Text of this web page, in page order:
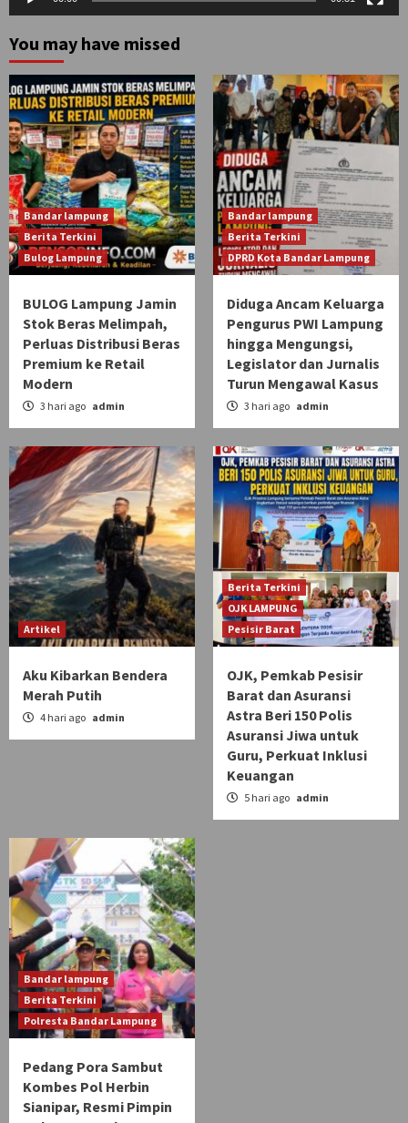
You may have missed
Bandar lampung
Berita Terkini
Bulog Lampung
BULOG Lampung Jamin
Stok Beras Melimpah,
Perluas Distribusi Beras
Premium ke Retail
Modern
3 hari ago admin
Bandar lampung
Berita Terkini
DPRD Kota Bandar Lampung
Diduga Ancam Keluarga
Pengurus PWI Lampung
hingga Mengungsi,
Legislator dan Jurnalis
Turun Mengawal Kasus
3 hari ago admin
Artikel
Aku Kibarkan Bendera
Merah Putih
4 hari ago admin
Berita Terkini
OJK LAMPUNG
Pesisir Barat
OJK, Pemkab Pesisir
Barat dan Asuransi
Astra Beri 150 Polis
Asuransi Jiwa untuk
Guru, Perkuat Inklusi
Keuangan
5 hari ago admin
Bandar lampung
Berita Terkini
Polresta Bandar Lampung
Pedang Pora Sambut
Kombes Pol Herbin
Sianipar, Resmi Pimpin